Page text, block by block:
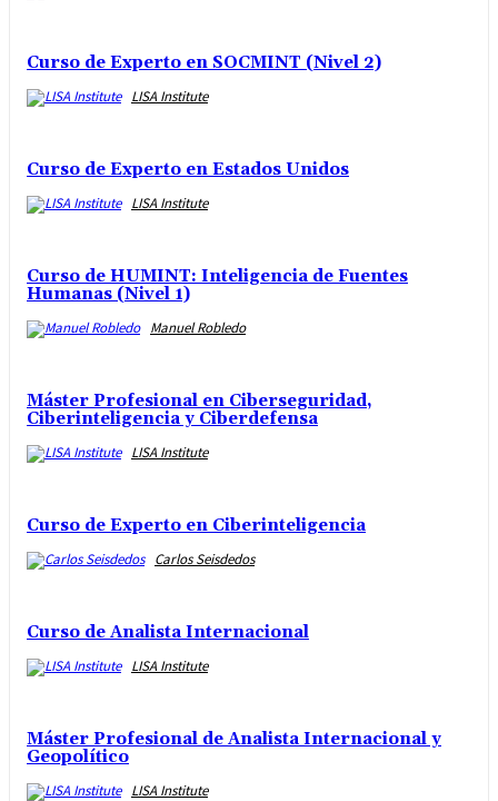
Curso de Experto en SOCMINT (Nivel 2)
LISA Institute
Curso de Experto en Estados Unidos
LISA Institute
Curso de HUMINT: Inteligencia de Fuentes
Humanas (Nivel 1)
Manuel Robledo
Máster Profesional en Ciberseguridad,
Ciberinteligencia y Ciberdefensa
LISA Institute
Curso de Experto en Ciberinteligencia
Carlos Seisdedos
Curso de Analista Internacional
LISA Institute
Máster Profesional de Analista Internacional y
Geopolítico
LISA Institute